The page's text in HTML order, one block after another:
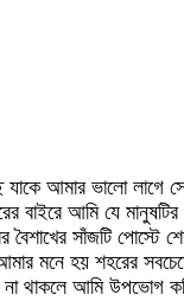
আমার ভালো লাগে
বাইরে আমি যে
বৈশাখের সাঁজটি
মনে হয় শহরের
না থাকলে আমি উপভোগ